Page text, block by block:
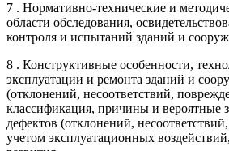
7 . Нормативно-технические и
области обследования,
контроля и испытаний зданий и
8 . Конструктивные особенности,
эксплуатации и ремонта зданий и
(отклонений, несоответствий,
классификация, причины и вероятные
дефектов (отклонений,
учетом эксплуатационных